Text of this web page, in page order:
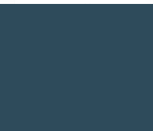
Уже есть